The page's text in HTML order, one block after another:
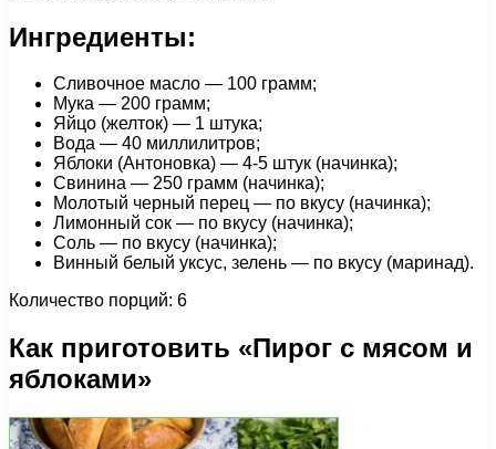
Ингредиенты:
Сливочное масло — 100 грамм;
Мука — 200 грамм;
Яйцо (желток) — 1 штука;
Вода — 40 миллилитров;
Яблоки (Антоновка) — 4-5 штук (начинка);
Свинина — 250 грамм (начинка);
Молотый черный перец — по вкусу (начинка);
Лимонный сок — по вкусу (начинка);
Соль — по вкусу (начинка);
Винный белый уксус, зелень — по вкусу (маринад).
Количество порций: 6
Как приготовить «Пирог с мясом и
яблоками»